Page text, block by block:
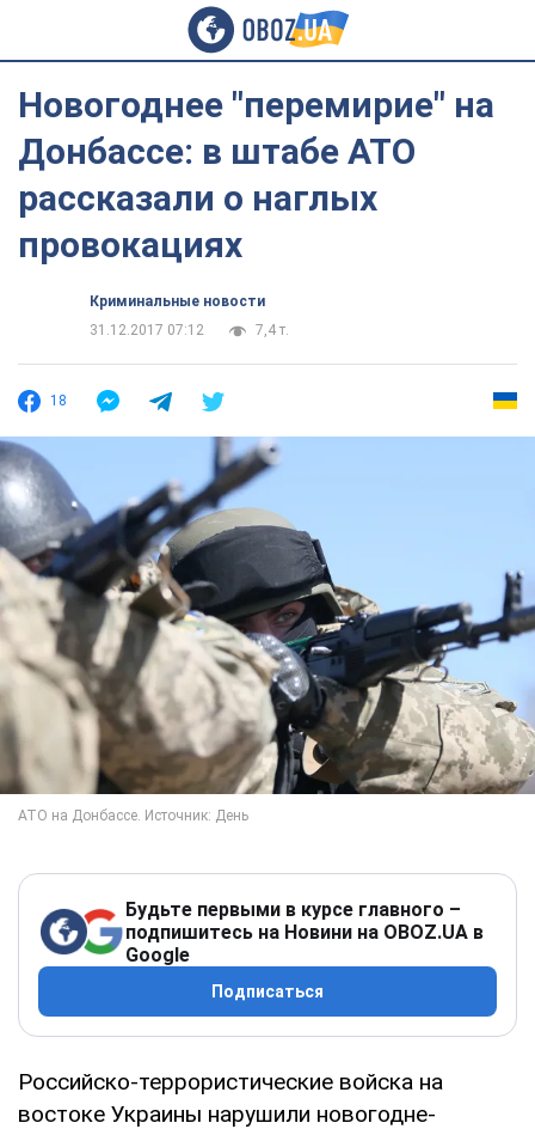
Новогоднее "перемирие" на
Донбассе: в штабе АТО
рассказали о наглых
провокациях
Криминальные новости
31.12.2017 07:12
7,4 т.
18
Будьте первыми в курсе главного –
подпишитесь на Новини на OBOZ.UA в
Google
Подписаться
Российско-террористические войска на
востоке Украины нарушили новогодне-